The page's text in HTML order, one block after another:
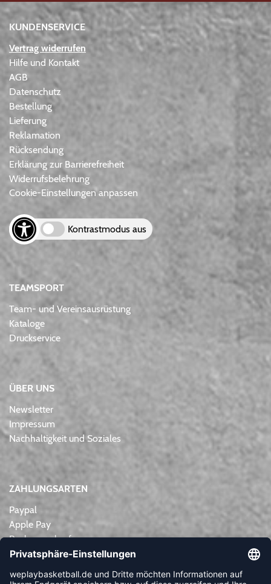
KUNDENSERVICE
Vertrag widerrufen
Hilfe und Kontakt
AGB
Datenschutz
Bestellung
Lieferung
Reklamation
Rücksendung
Erklärung zur Barrierefreiheit
Widerrufsbelehrung
Cookie-Einstellungen anpassen
Kontrastmodus aus
TEAMSPORT
Team- und Vereinsausrüstung
Kataloge
Druckservice
ÜBER UNS
Newsletter
Impressum
Nachhaltigkeit und Soziales
ZAHLUNGSARTEN
Paypal
Apple Pay
Rechnungskauf
Lastschrift